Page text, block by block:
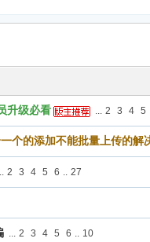
升级必看 ... 2 3 4 5
个的添加不能批量上传的解
2 3 4 5 6 .. 27
... 2 3 4 5 6 .. 10